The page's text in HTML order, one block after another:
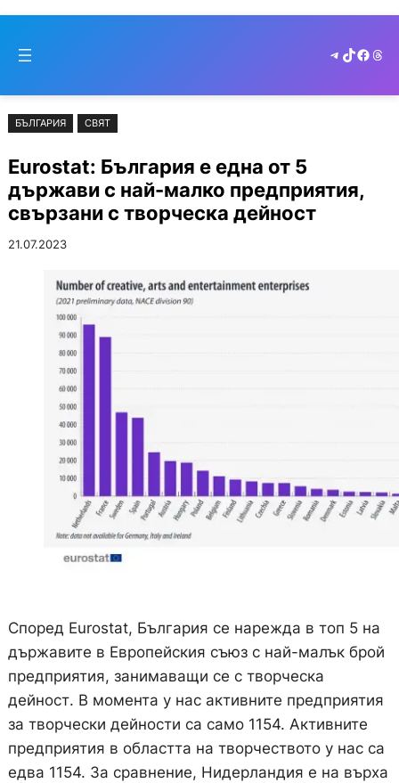
съдържанието
to
Telegram
TikTok
БЪЛГАРИЯ СВЯТ
Eurostat: България е една от 5
държави с най-малко предприятия,
свързани с творческа дейност
21.07.2023
Според Eurostat, България се нарежда в топ 5 на
държавите в Европейския съюз с най-малък брой
предприятия, занимаващи се с творческа
дейност. В момента у нас активните предприятия
за творчески дейности са само 1154. Активните
предприятия в областта на творчеството у нас са
едва 1154. За сравнение, Нидерландия е на върха